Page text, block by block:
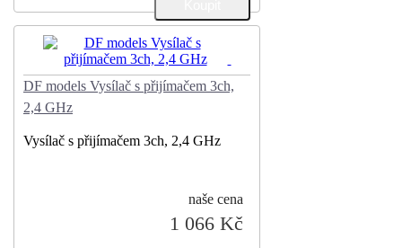
DF models Vysílač s přijímačem 3ch,
2,4 GHz
Vysílač s přijímačem 3ch, 2,4 GHz
naše cena
1 066 Kč